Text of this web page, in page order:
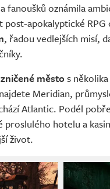
fanoušků oznámila
apokalyptické RPG
, řadou vedlejších misí,
městos
Meridian,
Atlantic. Podél
hotelu a
život.